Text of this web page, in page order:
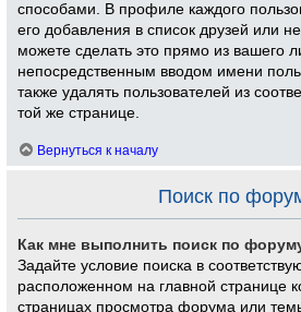
способами. В профиле каждого
его добавления в список друзей или
можете сделать это прямо из вашего
непосредственным вводом имени
также удалять пользователей из
той же странице.
Вернуться к началу
Поиск по
Как мне выполнить поиск по
Задайте условие поиска в
расположенном на главной странице
страницах просмотра форума или